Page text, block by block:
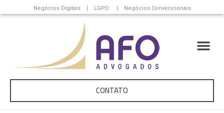
Negócios Digitais | LGPD | Negócios Convencionais
CONTATO